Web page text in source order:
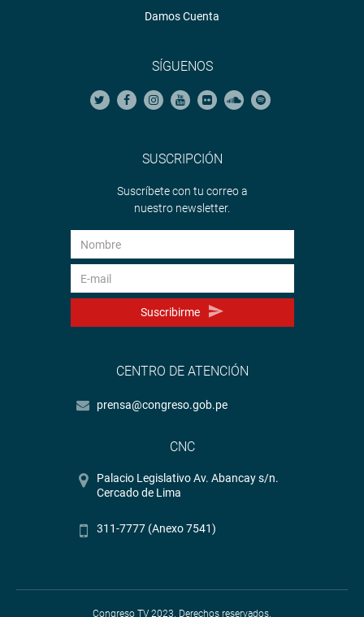
Damos Cuenta
SÍGUENOS
SUSCRIPCIÓN
Suscríbete con tu correo a
nuestro newsletter.
Suscribirme
CENTRO DE ATENCIÓN
prensa@congreso.gob.pe
CNC
Palacio Legislativo Av. Abancay s/n.
Cercado de Lima
311-7777 (Anexo 7541)
Congreso TV 2023. Derechos reservados.